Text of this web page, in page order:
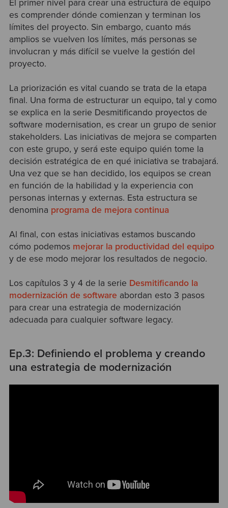
El primer nivel para crear una estructura de equipo
es comprender dónde comienzan y terminan los
límites del proyecto. Sin embargo, cuanto más
amplios se vuelven los límites, más personas se
involucran y más difícil se vuelve la gestión del
proyecto.
La priorización es vital cuando se trata de la etapa
final. Una forma de estructurar un equipo, tal y como
se explica en la serie Desmitificando proyectos de
software modernisation, es crear un grupo de senior
stakeholders. Las iniciativas de mejora se comparten
con este grupo, y será este equipo quién tome la
decisión estratégica de en qué iniciativa se trabajará.
Una vez que se han decidido, los equipos se crean
en función de la habilidad y la experiencia con
personas internas y externas. Esta estructura se
denomina programa de mejora continua
Al final, con estas iniciativas estamos buscando
cómo podemos mejorar la productividad del equipo
y de ese modo mejorar los resultados de negocio.
Los capítulos 3 y 4 de la serie Desmitificando la
modernización de software abordan esto 3 pasos
para crear una estrategia de modernización
adecuada para cualquier software legacy.
Ep.3: Definiendo el problema y creando
una estrategia de modernización